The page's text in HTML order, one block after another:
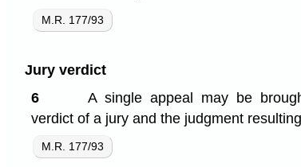
M.R. 177/93
Jury verdict
6
A single appeal may be
verdict of a jury and the judgment
M.R. 177/93